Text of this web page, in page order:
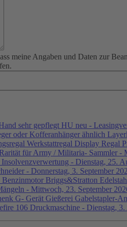
meine Angaben und Daten zur
sehr gepflegt HU neu -
oder Kofferanhänger ähnlich
Werkstattregal Display
für Army / Militaria- Sammler -
- Dienstag, 25.
- Donnerstag, 3. September
Briggs&Stratton
- Mittwoch, 23. September
G- Gerät Gießerei Gabelstapler-
106 Druckmaschine - Dienstag,